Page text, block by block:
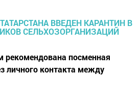
рекомендована посменная
личного контакта между